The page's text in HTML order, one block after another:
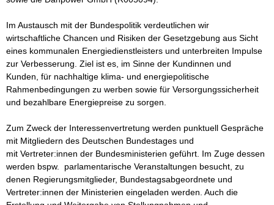
Im Austausch mit der Bundespolitik verdeutlichen wir
wirtschaftliche Chancen und Risiken der Gesetzgebung aus Sicht
eines kommunalen Energiedienstleisters und unterbreiten Impulse
zur Verbesserung. Ziel ist es, im Sinne der Kundinnen und
Kunden, für nachhaltige klima- und energiepolitische
Rahmenbedingungen zu werben sowie für Versorgungssicherheit
und bezahlbare Energiepreise zu sorgen.
Zum Zweck der Interessenvertretung werden punktuell Gespräche
mit Mitgliedern des Deutschen Bundestages und
mit Vertreter:innen der Bundesministerien geführt. Im Zuge dessen
werden bspw.  parlamentarische Veranstaltungen besucht, zu
denen Regierungsmitglieder, Bundestagsabgeordnete und
Vertreter:innen der Ministerien eingeladen werden. Auch die